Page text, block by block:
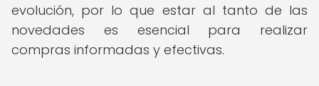
evolución, por lo que estar al tanto de las
novedades es esencial para realizar
compras informadas y efectivas.